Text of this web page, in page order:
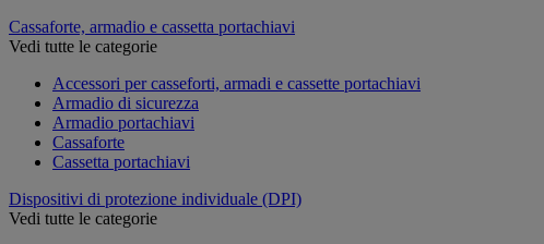
Cassaforte, armadio e cassetta portachiavi
Vedi tutte le categorie
Accessori per casseforti, armadi e cassette portachiavi
Armadio di sicurezza
Armadio portachiavi
Cassaforte
Cassetta portachiavi
Dispositivi di protezione individuale (DPI)
Vedi tutte le categorie